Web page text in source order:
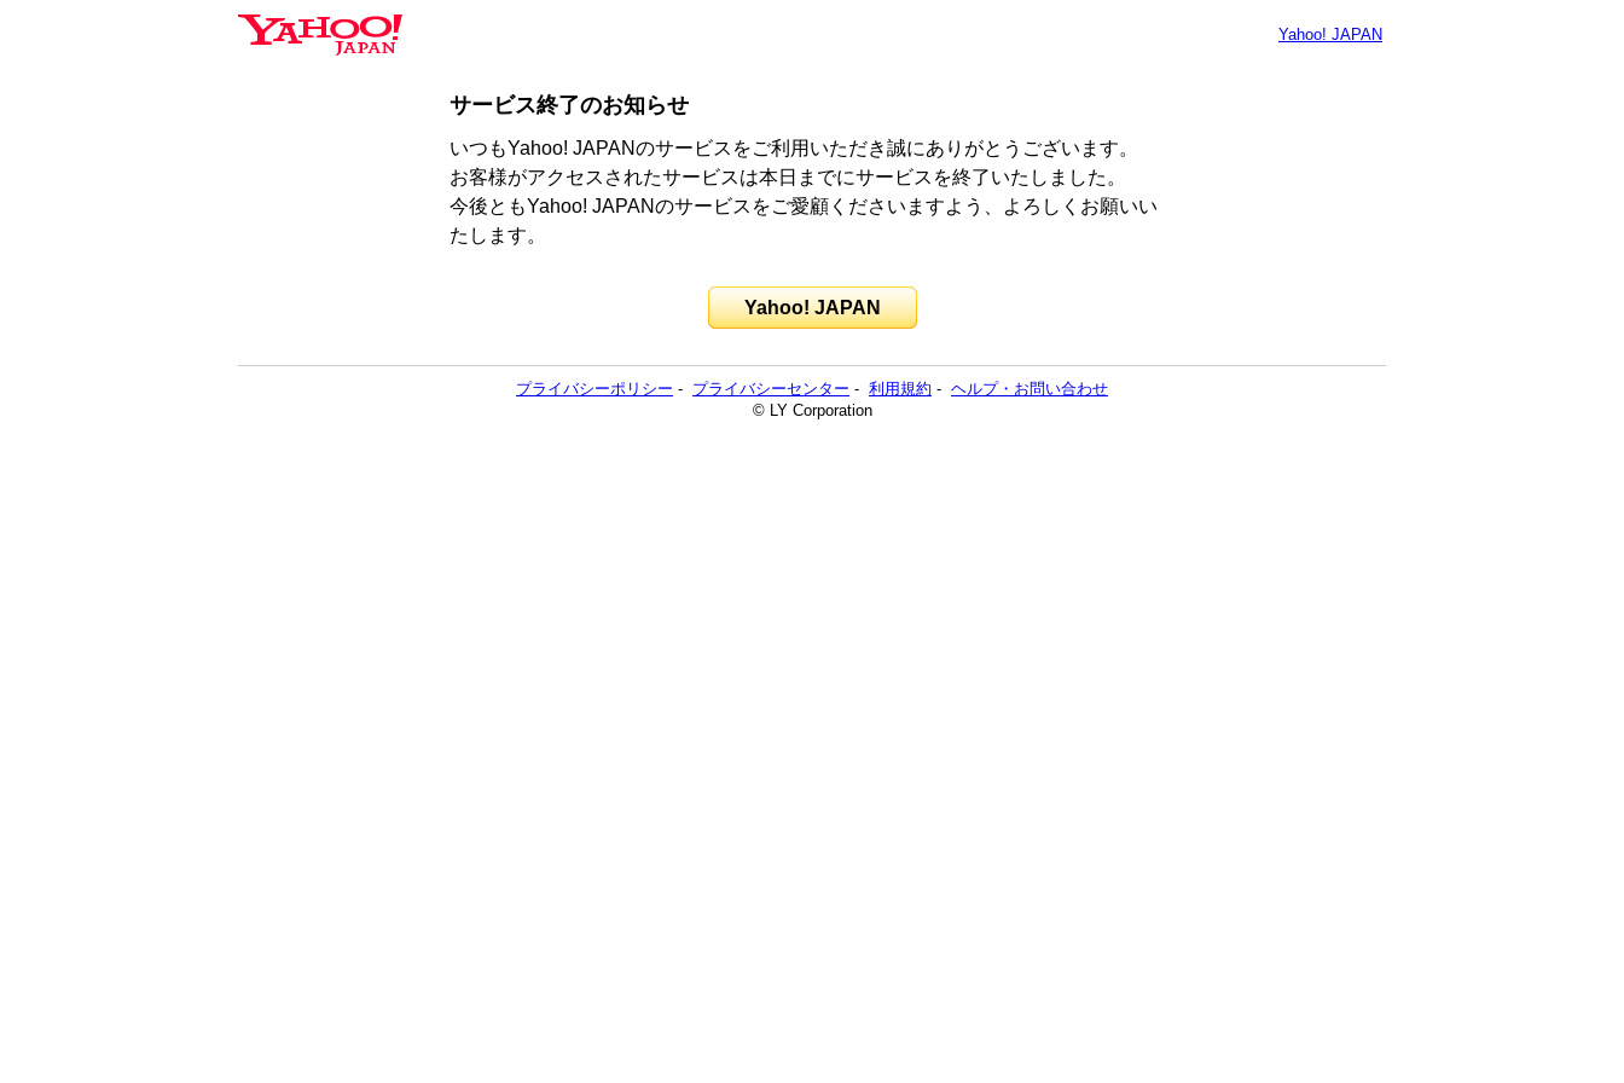
Yahoo! JAPAN
サービス終了のお知らせ
いつもYahoo! JAPANのサービスをご利用いただき誠にありがとうございます。
お客様がアクセスされたサービスは本日までにサービスを終了いたしました。
今後ともYahoo! JAPANのサービスをご愛顧くださいますよう、よろしくお願いい
たします。
Yahoo! JAPAN
プライバシーポリシー - プライバシーセンター - 利用規約 - ヘルプ・お問い合わせ
© LY Corporation